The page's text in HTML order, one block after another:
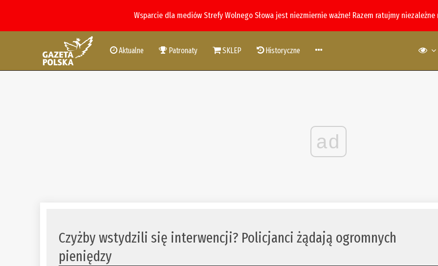
Wsparcie dla mediów Strefy Wolnego Słowa jest niezmiernie ważne! Razem ratujmy
Aktualne Patronaty SKLEP Historyczne
ad
Czyżby wstydzili się interwencji? Policjanci żądają ogromnych
pieniędzy